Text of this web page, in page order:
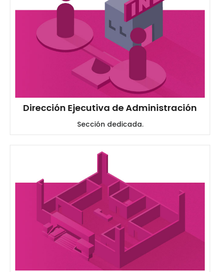
Dirección Ejecutiva de Administración
Sección dedicada.